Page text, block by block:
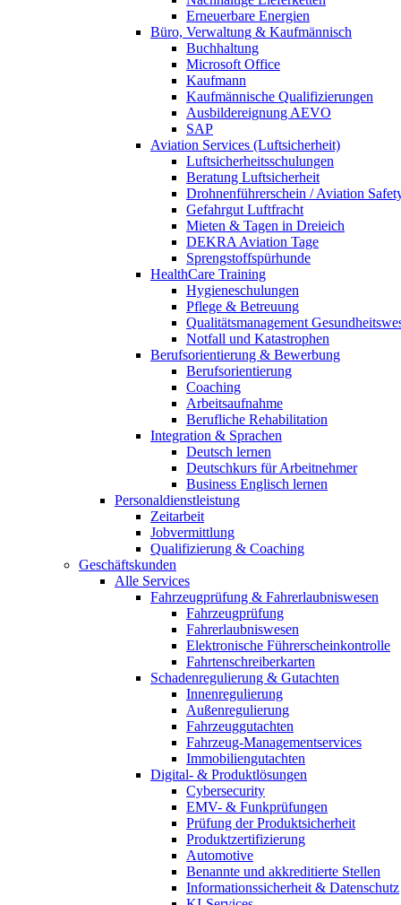
Erneuerbare Energien
Büro, Verwaltung & Kaufmännisch
Buchhaltung
Microsoft Office
Kaufmann
Kaufmännische Qualifizierungen
Ausbildereignung AEVO
SAP
Aviation Services (Luftsicherheit)
Luftsicherheitsschulungen
Beratung Luftsicherheit
Drohnenführerschein / Aviation
Gefahrgut Luftfracht
Mieten & Tagen in Dreieich
DEKRA Aviation Tage
Sprengstoffspürhunde
HealthCare Training
Hygieneschulungen
Pflege & Betreuung
Qualitätsmanagement
Notfall und Katastrophen
Berufsorientierung & Bewerbung
Berufsorientierung
Coaching
Arbeitsaufnahme
Berufliche Rehabilitation
Integration & Sprachen
Deutsch lernen
Deutschkurs für Arbeitnehmer
Business Englisch lernen
Personaldienstleistung
Zeitarbeit
Jobvermittlung
Qualifizierung & Coaching
Geschäftskunden
Alle Services
Fahrzeugprüfung & Fahrerlaubniswesen
Fahrzeugprüfung
Fahrerlaubniswesen
Elektronische Führerscheinkontrolle
Fahrtenschreiberkarten
Schadenregulierung & Gutachten
Innenregulierung
Außenregulierung
Fahrzeuggutachten
Fahrzeug-Managementservices
Immobiliengutachten
Digital- & Produktlösungen
Cybersecurity
EMV- & Funkprüfungen
Prüfung der Produktsicherheit
Produktzertifizierung
Automotive
Benannte und akkreditierte Stellen
Informationssicherheit & Datenschutz